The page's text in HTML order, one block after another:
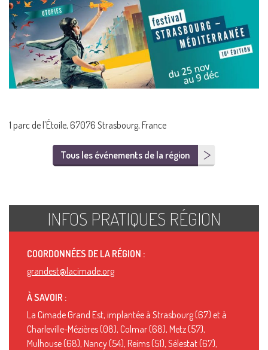
1 parc de l'Étoile, 67076 Strasbourg, France
Tous les événements de la région
INFOS PRATIQUES RÉGION
COORDONNÉES DE LA RÉGION :
grandest@lacimade.org
À SAVOIR :
La Cimade Grand Est, implantée à Strasbourg (67) et à
Charleville-Mézières (08), Colmar (68), Metz (57),
Mulhouse (68), Nancy (54), Reims (51), Sélestat (67),